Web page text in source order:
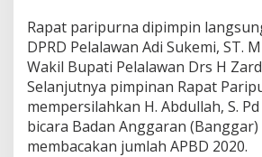
n
Rapat paripurna dipimpin
DPRD Pelalawan Adi Sukemi, ST.
Wakil Bupati Pelalawan Drs H
Selanjutnya pimpinan Rapat
mempersilahkan H. Abdullah, S.
bicara Badan Anggaran
membacakan jumlah APBD 2020.